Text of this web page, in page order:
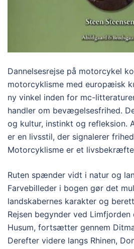
Dannelsesrejse på motorcykel
motorcyklisme med europæisk
ny vinkel inden for mc-
handler om bevægelsesfrihed.
og kultur, instinkt og refleksion.
er en livsstil, der signalerer
Motorcyklisme er et
Ruten spænder vidt i natur og
Farvebilleder i bogen gør det
landskabernes karakter og
Rejsen begynder ved
Husum, fortsætter gennem
Derefter videre langs Rhinen,